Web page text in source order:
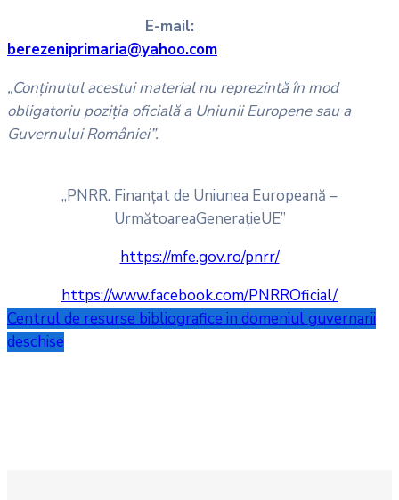
E-mail:
berezeniprimaria@yahoo.com
„Conținutul acestui material nu reprezintă în mod
obligatoriu poziția oficială a Uniunii Europene sau a
Guvernului României”.
„PNRR. Finanțat de Uniunea Europeană –
UrmătoareaGenerațieUE”
https://mfe.gov.ro/pnrr/
https://www.facebook.com/PNRROficial/
Centrul de resurse bibliografice in domeniul guvernarii
deschise